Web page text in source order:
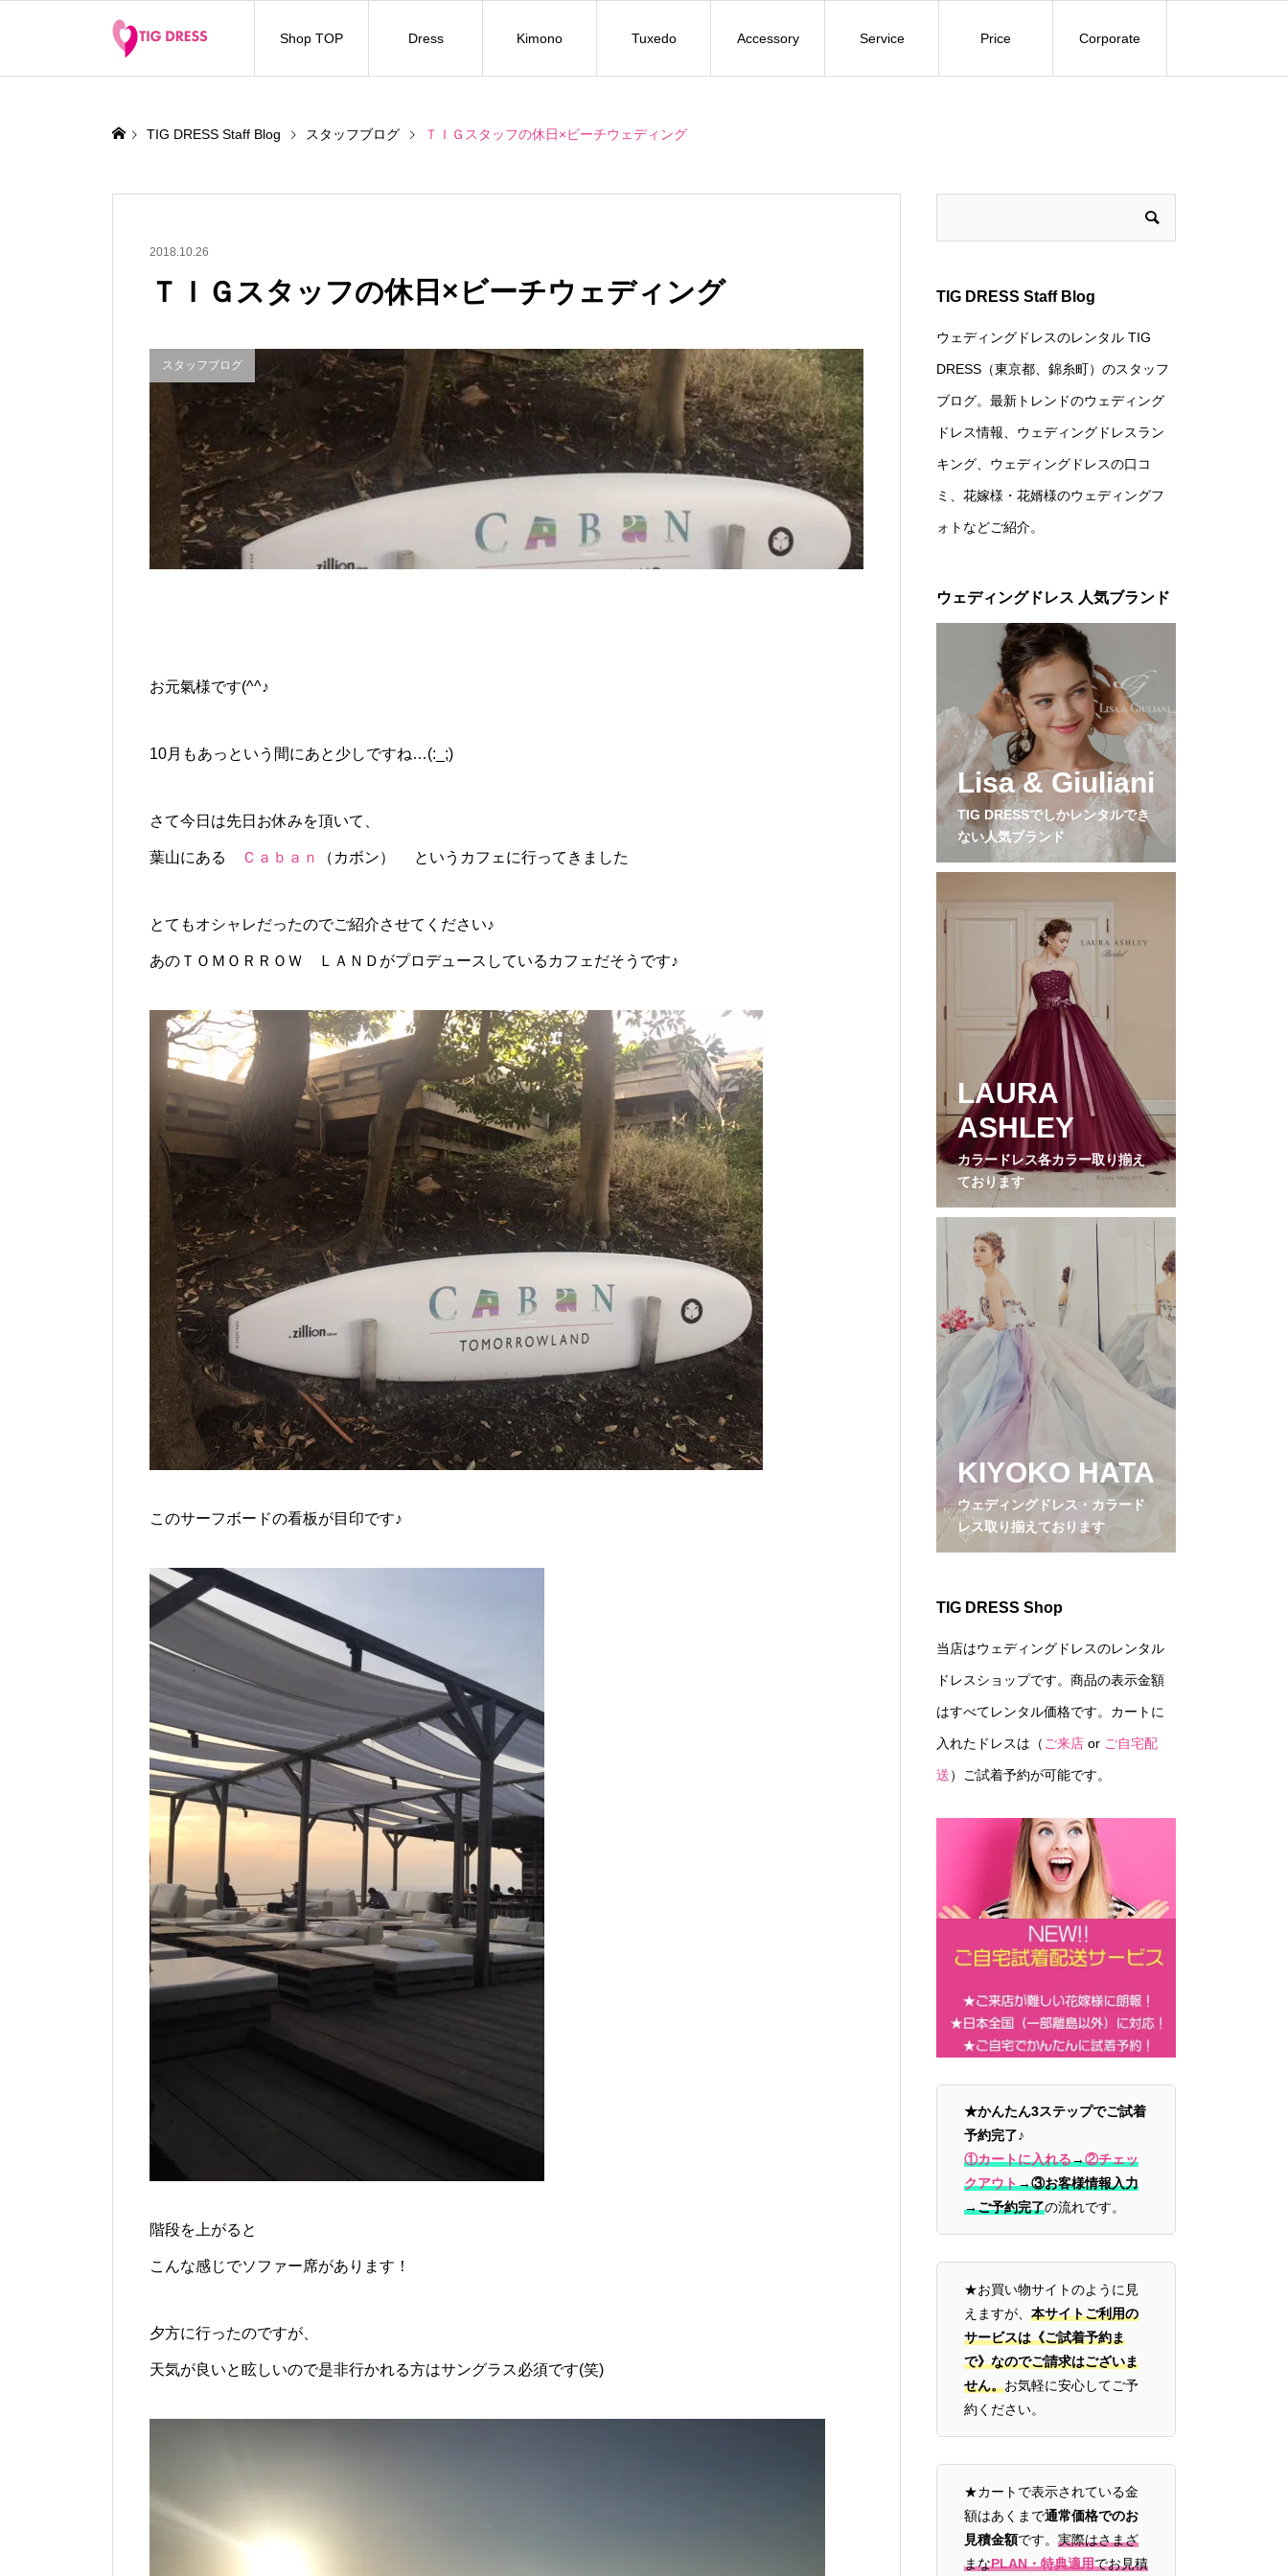
Shop TOP Dress Kimono Tuxedo Accessory Service Price Corporate
TIG DRESS Staff Blog スタッフブログ ＴＩＧスタッフの休日×ビーチウェディング
2018.10.26
ＴＩＧスタッフの休日×ビーチウェディング
スタッフブログ
お元氣様です(^^♪
10月もあっという間にあと少しですね…(:_;)
さて今日は先日お休みを頂いて、
葉山にある Ｃａｂａｎ （カボン） というカフェに行ってきました
とてもオシャレだったのでご紹介させてください♪
あのＴＯＭＯＲＲＯＷ ＬＡＮＤがプロデュースしているカフェだそうです♪
このサーフボードの看板が目印です♪
階段を上がると
こんな感じでソファー席があります！
夕方に行ったのですが、
天気が良いと眩しいので是非行かれる方はサングラス必須です(笑)
TIG DRESS Staff Blog
ウェディングドレスのレンタル TIG
DRESS（東京都、錦糸町）のスタッフ
ブログ。最新トレンドのウェディング
ドレス情報、ウェディングドレスラン
キング、ウェディングドレスの口コ
ミ、花嫁様・花婿様のウェディングフ
ォトなどご紹介。
ウェディングドレス 人気ブランド
Lisa & Giuliani
TIG DRESSでしかレンタルでき
ない人気ブランド
LAURA
ASHLEY
カラードレス各カラー取り揃え
ております
KIYOKO HATA
ウェディングドレス・カラード
レス取り揃えております
TIG DRESS Shop
当店はウェディングドレスのレンタル
ドレスショップです。商品の表示金額
はすべてレンタル価格です。カートに
入れたドレスは（ ご来店 or ご自宅配
送）ご試着予約が可能です。
★かんたん3ステップでご試着
予約完了♪
①カートに入れる→②チェッ
クアウト→③お客様情報入力
→ご予約完了の流れです。
★お買い物サイトのように見
えますが、 本サイトご利用の
サービスは《ご試着予約ま
で》なのでご請求はございま
せん。お気軽に安心してご予
約ください。
★カートで表示されている金
額はあくまで通常価格でのお
見積金額です。 実際はさまざ
まなPLAN・特典適用でお見積